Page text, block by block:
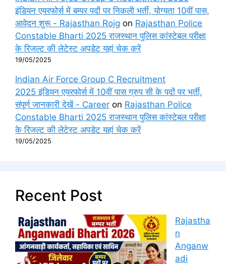
इंडियन एयरफोर्स में बम्पर पदों पर निकली भर्ती, योग्यता 10वीं पास,
आवेदन शुरू - Rajasthan Rojg on Rajasthan Police
Constable Bharti 2025 राजस्थान पुलिस कांस्टेबल परीक्षा
के रिजल्ट की लेटेस्ट अपडेट यहां चेक करें
19/05/2025
Indian Air Force Group C Recruitment
2025 इंडियन एयरफोर्स में 10वीं पास ग्रुप सी के पदों पर भर्ती,
संपूर्ण जानकारी देखें - Career on Rajasthan Police
Constable Bharti 2025 राजस्थान पुलिस कांस्टेबल परीक्षा
के रिजल्ट की लेटेस्ट अपडेट यहां चेक करें
19/05/2025
Recent Post
Rajastha
n
Anganw
adi